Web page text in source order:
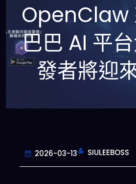
OpenClaw
巴巴 AI 平
發者將迎
2026-03-13 SIULEEBOSS